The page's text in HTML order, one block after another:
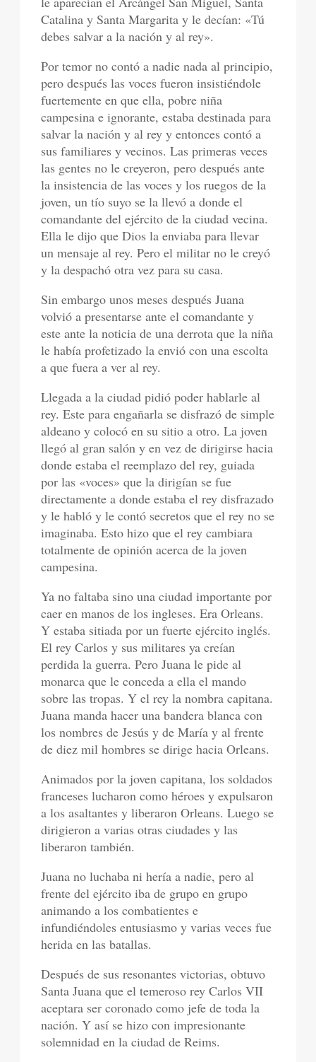
Catalina y Santa Margarita y le decían: «Tú
debes salvar a la nación y al rey».
Por temor no contó a nadie nada al principio,
pero después las voces fueron insistiéndole
fuertemente en que ella, pobre niña
campesina e ignorante, estaba destinada para
salvar la nación y al rey y entonces contó a
sus familiares y vecinos. Las primeras veces
las gentes no le creyeron, pero después ante
la insistencia de las voces y los ruegos de la
joven, un tío suyo se la llevó a donde el
comandante del ejército de la ciudad vecina.
Ella le dijo que Dios la enviaba para llevar
un mensaje al rey. Pero el militar no le creyó
y la despachó otra vez para su casa.
Sin embargo unos meses después Juana
volvió a presentarse ante el comandante y
este ante la noticia de una derrota que la niña
le había profetizado la envió con una escolta
a que fuera a ver al rey.
Llegada a la ciudad pidió poder hablarle al
rey. Este para engañarla se disfrazó de simple
aldeano y colocó en su sitio a otro. La joven
llegó al gran salón y en vez de dirigirse hacia
donde estaba el reemplazo del rey, guiada
por las «voces» que la dirigían se fue
directamente a donde estaba el rey disfrazado
y le habló y le contó secretos que el rey no se
imaginaba. Esto hizo que el rey cambiara
totalmente de opinión acerca de la joven
campesina.
Ya no faltaba sino una ciudad importante por
caer en manos de los ingleses. Era Orleans.
Y estaba sitiada por un fuerte ejército inglés.
El rey Carlos y sus militares ya creían
perdida la guerra. Pero Juana le pide al
monarca que le conceda a ella el mando
sobre las tropas. Y el rey la nombra capitana.
Juana manda hacer una bandera blanca con
los nombres de Jesús y de María y al frente
de diez mil hombres se dirige hacia Orleans.
Animados por la joven capitana, los soldados
franceses lucharon como héroes y expulsaron
a los asaltantes y liberaron Orleans. Luego se
dirigieron a varias otras ciudades y las
liberaron también.
Juana no luchaba ni hería a nadie, pero al
frente del ejército iba de grupo en grupo
animando a los combatientes e
infundiéndoles entusiasmo y varias veces fue
herida en las batallas.
Después de sus resonantes victorias, obtuvo
Santa Juana que el temeroso rey Carlos VII
aceptara ser coronado como jefe de toda la
nación. Y así se hizo con impresionante
solemnidad en la ciudad de Reims.